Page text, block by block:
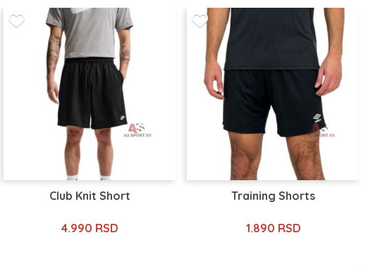
Club Knit Short
4.990 RSD
Training Shorts
1.890 RSD